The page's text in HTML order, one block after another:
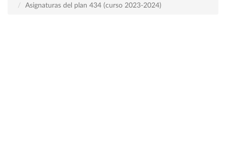
Asignaturas del plan 434 (curso 2023-2024)